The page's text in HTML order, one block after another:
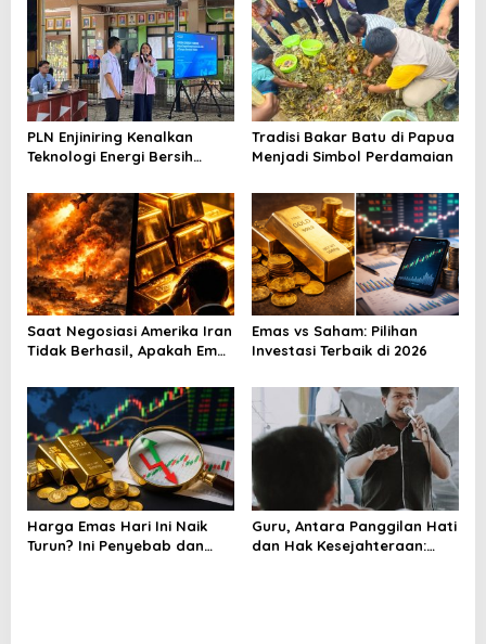
s
i
p
o
s
PLN Enjiniring Kenalkan
Teknologi Energi Bersih
Tradisi Bakar Batu di Papua
Menjadi Simbol Perdamaian
Saat Negosiasi Amerika Iran
Tidak Berhasil, Apakah Emas
Emas vs Saham: Pilihan
Investasi Terbaik di 2026
Harga Emas Hari Ini Naik
Turun? Ini Penyebab dan
Guru, Antara Panggilan Hati
dan Hak Kesejahteraan: